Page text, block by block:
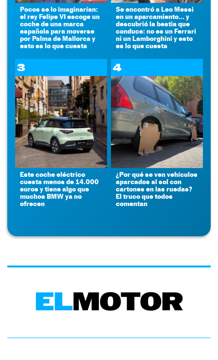
Pocos se lo imaginarían:
el rey Felipe VI escoge un
coche de una marca
española para moverse
por Palma de Mallorca y
esto es lo que cuesta
Se encontró a Leo Messi
en un aparcamiento... y
descubrió la bestia que
conduce: no es un Ferrari
ni un Lamborghini y esto
es lo que cuesta
3
Este coche eléctrico
cuesta menos de 14.000
euros y tiene algo que
muchos BMW ya no
ofrecen
4
¿Por qué se ven vehículos
aparcados al sol con
cartones en las ruedas?
El truco que todos
comentan